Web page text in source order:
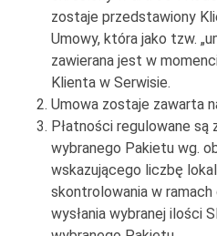
zostaje przedstawiony
Umowy, która jako tzw.
zawierana jest w
Klienta w Serwisie.
Umowa zostaje zawarta
Płatności regulowane są
wybranego Pakietu wg.
wskazującego liczbę
skontrolowania w
wysłania wybranej ilości